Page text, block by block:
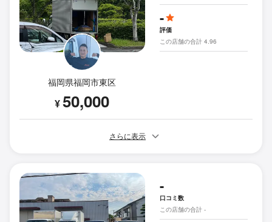
福岡県福岡市東区
¥50,000
-
評価
この店舗の合計 4.96
さらに表示
-
口コミ数
この店舗の合計 -